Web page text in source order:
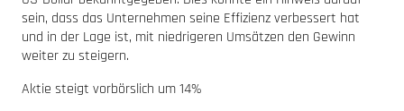
sein, dass das Unternehmen seine Effizienz verbessert hat
und in der Lage ist, mit niedrigeren Umsätzen den Gewinn
weiter zu steigern.
Aktie steigt vorbörslich um 14%